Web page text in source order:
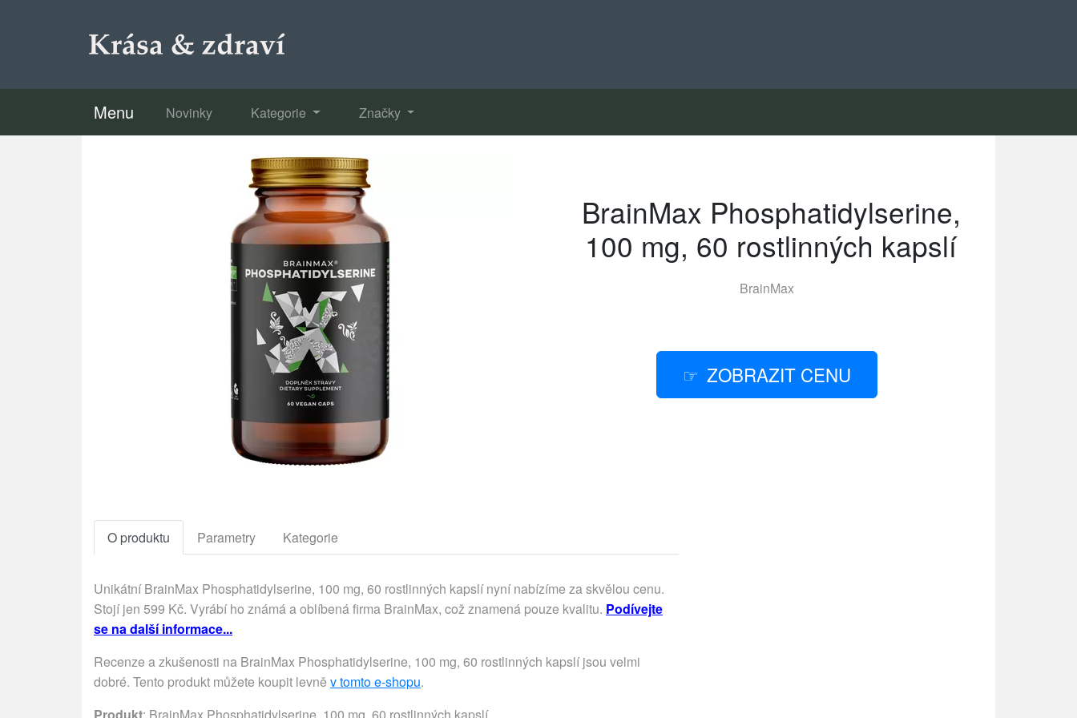
Menu Novinky Kategorie Značky
BrainMax Phosphatidylserine,
100 mg, 60 rostlinných kapslí
BrainMax
ZOBRAZIT CENU
O produktu Parametry Kategorie
Unikátní BrainMax Phosphatidylserine, 100 mg, 60 rostlinných kapslí nyní nabízíme za skvělou cenu.
Stojí jen 599 Kč. Vyrábí ho známá a oblíbená firma BrainMax, což znamená pouze kvalitu. Podívejte
se na další informace...
Recenze a zkušenosti na BrainMax Phosphatidylserine, 100 mg, 60 rostlinných kapslí jsou velmi
dobré. Tento produkt můžete koupit levně v tomto e-shopu.